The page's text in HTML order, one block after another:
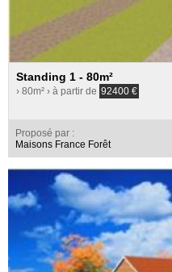
Standing 1 - 80m²
› 80m² › à partir de 92400 €
Proposé par :
Maisons France Forêt